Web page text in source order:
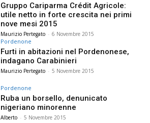
Gruppo Cariparma Crédit Agricole:
utile netto in forte crescita nei primi
nove mesi 2015
Maurizio Pertegato - 6 Novembre 2015
Pordenone
Furti in abitazioni nel Pordenonese,
indagano Carabinieri
Maurizio Pertegato - 5 Novembre 2015
Pordenone
Ruba un borsello, denunicato
nigeriano minorenne
Alberto - 5 Novembre 2015